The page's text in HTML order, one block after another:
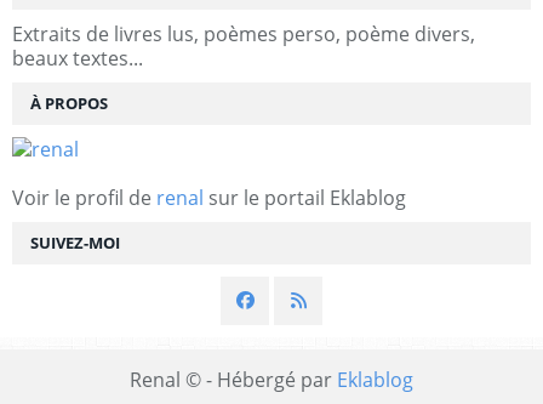
SUIVEZ-MOI
Extraits de livres lus, poèmes perso, poème divers,
beaux textes...
À PROPOS
Voir le profil de renal sur le portail Eklablog
Renal © - Hébergé par Eklablog